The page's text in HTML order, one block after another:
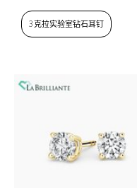
3 克拉实验室钻石耳钉